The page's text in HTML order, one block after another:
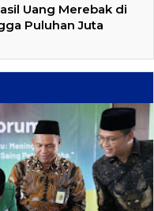
Uang Merebak di
Puluhan Juta